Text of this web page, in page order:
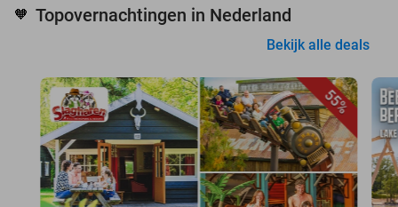
🧡 Topovernachtingen in Nederland
Bekijk alle deals
55%